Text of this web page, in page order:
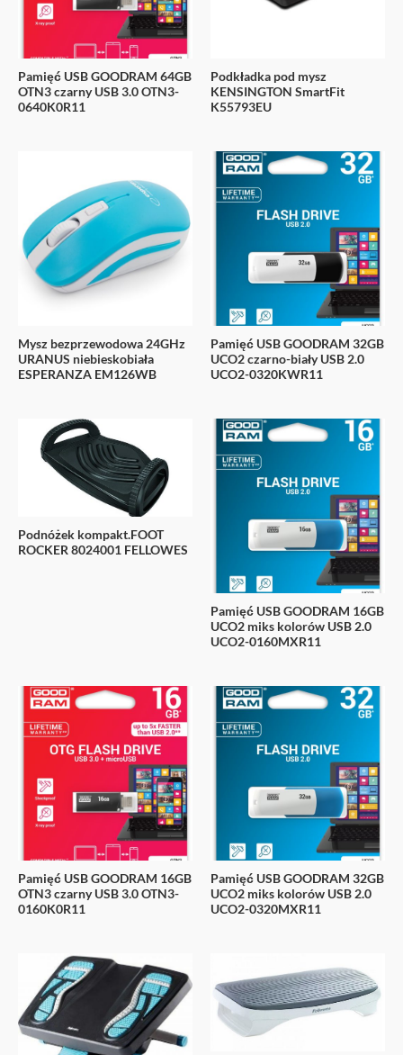
Pamięć USB GOODRAM 64GB
OTN3 czarny USB 3.0 OTN3-
0640K0R11
Podkładka pod mysz
KENSINGTON SmartFit
K55793EU
Mysz bezprzewodowa 24GHz
URANUS niebieskobiała
ESPERANZA EM126WB
Pamięć USB GOODRAM 32GB
UCO2 czarno-biały USB 2.0
UCO2-0320KWR11
Podnóżek kompakt.FOOT
ROCKER 8024001 FELLOWES
Pamięć USB GOODRAM 16GB
UCO2 miks kolorów USB 2.0
UCO2-0160MXR11
Pamięć USB GOODRAM 16GB
OTN3 czarny USB 3.0 OTN3-
0160K0R11
Pamięć USB GOODRAM 32GB
UCO2 miks kolorów USB 2.0
UCO2-0320MXR11